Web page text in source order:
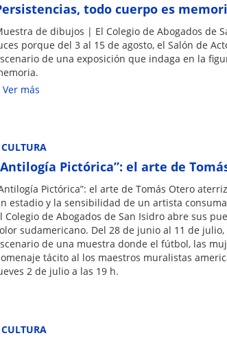
todo cuerpo es
de dibujos | El Colegio de Abogados de
porque del 3 al 15 de agosto, el Salón de
de una exposición que indaga en la
Ver más
CULTURA
Pictórica”: el arte de
Pictórica”: el arte de Tomás Otero
estadio y la sensibilidad de un artista
Colegio de Abogados de San Isidro abre sus
sudamericano. Del 28 de junio al 11 de julio,
de una muestra donde el fútbol, las
tácito al los maestros muralistas
2 de julio a las 19 h.
CULTURA